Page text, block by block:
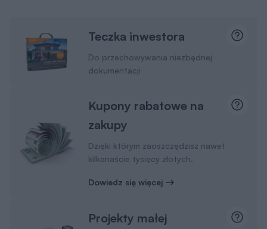
Teczka inwestora
Do przechowywania niezbędnej
dokumentacji
Kupony rabatowe na
zakupy
Dzięki którym zaoszczędzisz nawet
kilkanaście tysięcy złotych.
Dowiedz się więcej
Projekty małej